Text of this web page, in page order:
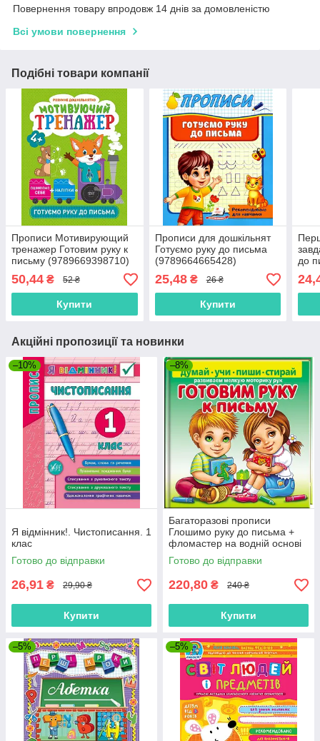
Повернення товару впродовж 14 днів за домовленістю
Всі умови повернення
Подібні товари компанії
Прописи Мотивирующий
тренажер Готовим руку к
письму (9789669398710)
50,44 ₴ 52 ₴
Купити
Прописи для дошкільнят
Готуємо руку до письма
(9789664665428)
25,48₴ 26 ₴
Купити
до
Акційні пропозиції та новинки
–10%
Я відмінник!. Чистописання. 1
клас
Готово до відправки
26,91 ₴ 29,90 ₴
Купити
–8%
Багаторазові прописи
Глошимо руку до письма +
фломастер на водній основі
(9789664663288)
Готово до відправки
220,80 ₴ 240 ₴
Купити
–5% –5%